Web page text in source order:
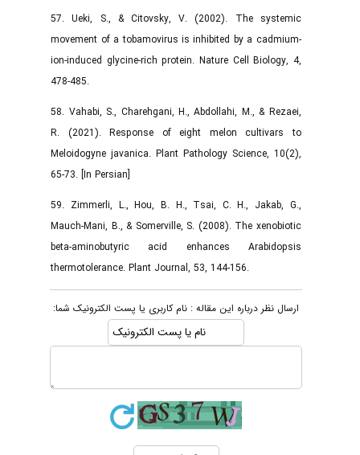
57. Ueki, S., & Citovsky, V. (2002). The systemic
movement of a tobamovirus is inhibited by a cadmium-
ion-induced glycine-rich protein. Nature Cell Biology, 4,
478-485.
58. Vahabi, S., Charehgani, H., Abdollahi, M., & Rezaei,
R. (2021). Response of eight melon cultivars to
Meloidogyne javanica. Plant Pathology Science, 10(2),
65-73. [In Persian]
59. Zimmerli, L., Hou, B. H., Tsai, C. H., Jakab, G.,
Mauch-Mani, B., & Somerville, S. (2008). The xenobiotic
beta-aminobutyric acid enhances Arabidopsis
thermotolerance. Plant Journal, 53, 144-156.
ارسال نظر درباره این مقاله : نام کاربری یا پست الکترونیک شما: